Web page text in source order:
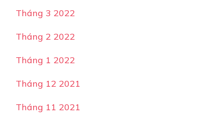
Tháng 3 2022
Tháng 2 2022
Tháng 1 2022
Tháng 12 2021
Tháng 11 2021